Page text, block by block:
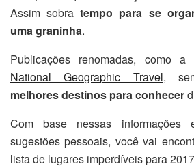
Assim sobra tempo para se
uma graninha.
Publicações renomadas, como a
National Geographic Travel,
melhores destinos para conhecer
Com base nessas informações
sugestões pessoais, você vai
lista de lugares imperdíveis para